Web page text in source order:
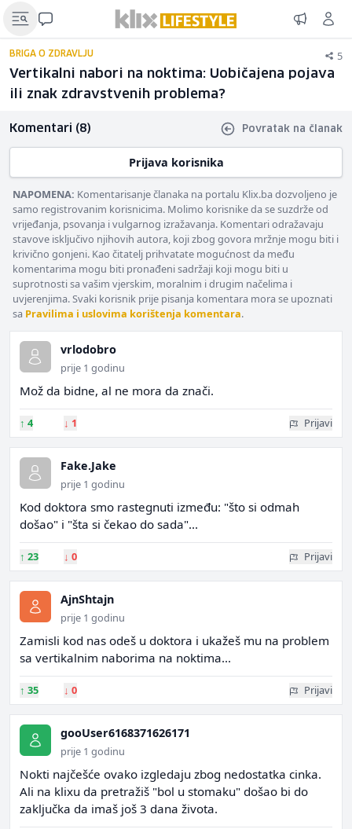
BRIGA O ZDRAVLJU 5
Vertikalni nabori na noktima: Uobičajena pojava
ili znak zdravstvenih problema?
Komentari (8) Povratak na članak
Prijava korisnika
NAPOMENA: Komentarisanje članaka na portalu Klix.ba dozvoljeno je
samo registrovanim korisnicima. Molimo korisnike da se suzdrže od
vrijeđanja, psovanja i vulgarnog izražavanja. Komentari odražavaju
stavove isključivo njihovih autora, koji zbog govora mržnje mogu biti i
krivično gonjeni. Kao čitatelj prihvatate mogućnost da među
komentarima mogu biti pronađeni sadržaji koji mogu biti u
suprotnosti sa vašim vjerskim, moralnim i drugim načelima i
uvjerenjima. Svaki korisnik prije pisanja komentara mora se upoznati
sa Pravilima i uslovima korištenja komentara.
vrlodobro
prije 1 godinu
Mož da bidne, al ne mora da znači.
↑ 4 ↓ 1 Prijavi
Fake.Jake
prije 1 godinu
Kod doktora smo rastegnuti između: "što si odmah
došao" i "šta si čekao do sada"...
↑ 23 ↓ 0 Prijavi
AjnShtajn
prije 1 godinu
Zamisli kod nas odeš u doktora i ukažeš mu na problem
sa vertikalnim naborima na noktima...
↑ 35 ↓ 0 Prijavi
gooUser6168371626171
prije 1 godinu
Nokti najčešće ovako izgledaju zbog nedostatka cinka.
Ali na klixu da pretražiš "bol u stomaku" došao bi do
zaključka da imaš još 3 dana života.